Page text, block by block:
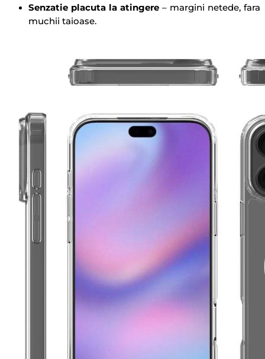
Senzatie placuta la atingere – margini netede, fara
muchii taioase.